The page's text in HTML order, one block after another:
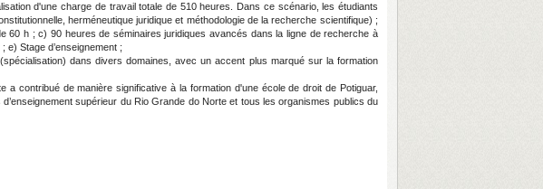
d'une charge de travail totale de 510 heures. Dans ce scénario, les étudiants
herméneutique juridique et méthodologie de la recherche scientifique) ;
60 h ; c) 90 heures de séminaires juridiques avancés dans la ligne de recherche à
Stage d’enseignement ;
dans divers domaines, avec un accent plus marqué sur la formation
contribué de manière significative à la formation d'une école de droit de Potiguar,
supérieur du Rio Grande do Norte et tous les organismes publics du